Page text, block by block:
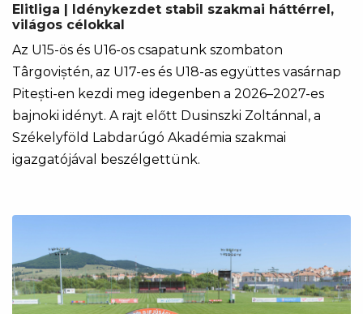
Elitliga | Idénykezdet stabil szakmai háttérrel,
világos célokkal
Az U15-ös és U16-os csapatunk szombaton
Târgoviștén, az U17-es és U18-as együttes vasárnap
Pitești-en kezdi meg idegenben a 2026–2027-es
bajnoki idényt. A rajt előtt Dusinszki Zoltánnal, a
Székelyföld Labdarúgó Akadémia szakmai
igazgatójával beszélgettünk.